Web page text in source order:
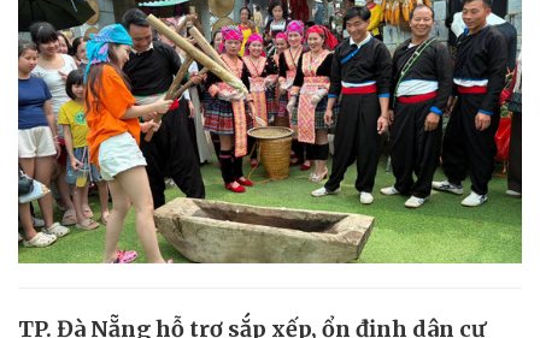
TP. Đà Nẵng hỗ trợ sắp xếp, ổn định dân cư